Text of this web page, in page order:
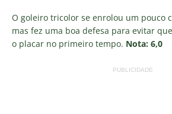
O goleiro tricolor se enrolou um pouco
mas fez uma boa defesa para evitar
o placar no primeiro tempo. Nota: 6,0
PUBLICIDADE